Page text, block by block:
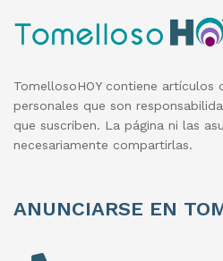
TomellosoHOY contiene artículos
personales que son
que suscriben. La página ni las
necesariamente compartirlas.
ANUNCIARSE EN